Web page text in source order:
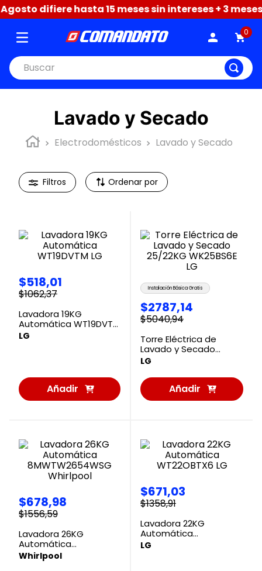
difiere hasta 15 meses sin intereses + 3 meses
0
Buscar
Lavado y Secado
Electrodomésticos Lavado y Secado
Ordenar por
$518,01
$1062,37
Lavadora 19KG
Automática WT19DVTM
LG
LG
Añadir
al
Instalación Básica Gratis
$2787,14
$5040,94
Torre Eléctrica de
Lavado y Secado
25/22KG WK25BS6E LG
LG
Añadir
al
$678,98
$1556,59
Lavadora 26KG
Automática
8MWTW2654WSG
Whirlpool
Whirlpool
$671,03
$1358,91
Lavadora 22KG
Automática
WT22OBTX6 LG
LG